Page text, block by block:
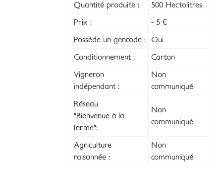
Quantité produite : 500 Hectolitres
Prix : - 5 €
Possède un gencode : Oui
Conditionnement : Carton
Vigneron
indépendant :
Non
communiqué
Réseau
"Bienvenue à la
ferme":
Non
communiqué
Agriculture
raisonnée :
Non
communiqué